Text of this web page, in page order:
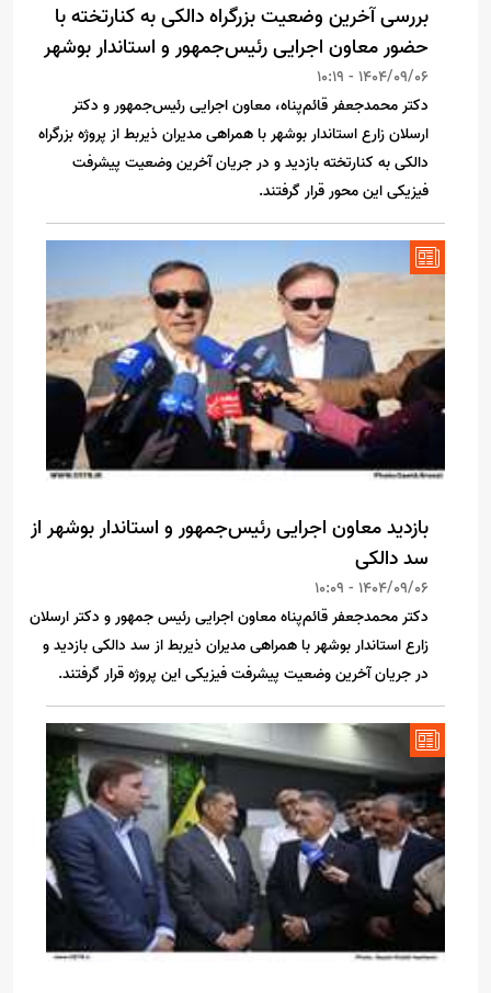
بررسی آخرین وضعیت بزرگراه دالکی به کنارتخته با
حضور معاون اجرایی رئیس‌جمهور و استاندار بوشهر
1404/09/06 - 10:19
دکتر محمدجعفر قائم‌پناه، معاون اجرایی رئیس‌جمهور و دکتر
ارسلان زارع استاندار بوشهر با همراهی مدیران ذیربط از پروژه بزرگراه
دالکی به کنارتخته بازدید و در جریان آخرین وضعیت پیشرفت
فیزیکی این محور قرار گرفتند.
بازدید معاون اجرایی رئیس‌جمهور و استاندار بوشهر از
سد دالکی
1404/09/06 - 10:09
دکتر محمدجعفر قائم‌پناه معاون اجرایی رئیس جمهور و دکتر ارسلان
زارع استاندار بوشهر با همراهی مدیران ذیربط از سد دالکی بازدید و
در جریان آخرین وضعیت پیشرفت فیزیکی این پروژه قرار گرفتند.